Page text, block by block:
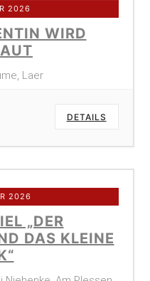
2026
WIRD
Laer
DETAILS
2026
„DER
DAS KLEINE